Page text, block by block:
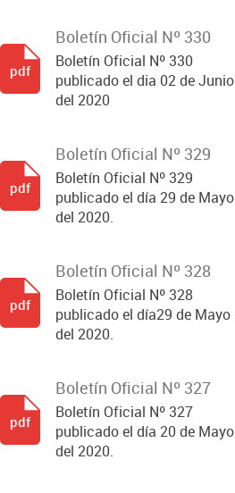
Boletín Oficial Nº 330
Boletín Oficial Nº 330
publicado el dia 02 de Junio
del 2020
pdf
Boletín Oficial Nº 329
Boletín Oficial Nº 329
publicado el día 29 de Mayo
del 2020.
pdf
Boletín Oficial Nº 328
Boletín Oficial Nº 328
publicado el día29 de Mayo
del 2020.
pdf
Boletín Oficial Nº 327
Boletín Oficial Nº 327
publicado el día 20 de Mayo
del 2020.
pdf